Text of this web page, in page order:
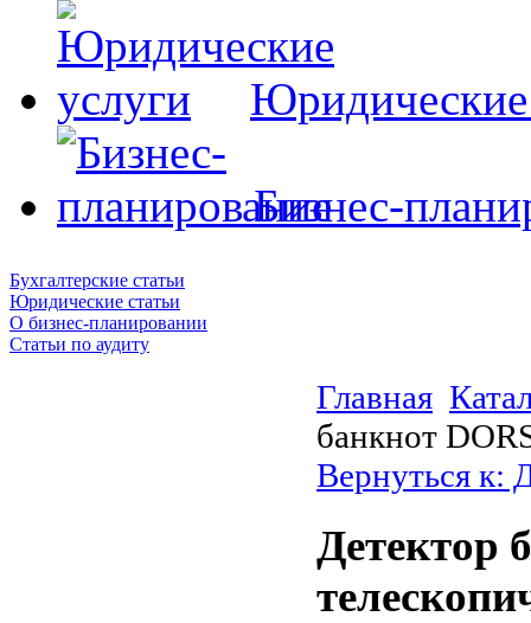
Юридические
Бизнес-
Бухгалтерские статьи
Юридические статьи
О бизнес-планировании
Статьи по аудиту
Главная
банкнот
Вернуться к:
Детектор